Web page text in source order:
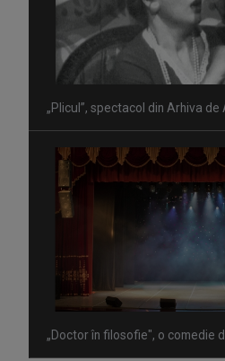
„Plicul”, spectacol din Arhiva de
„Doctor în filosofie", o comedie